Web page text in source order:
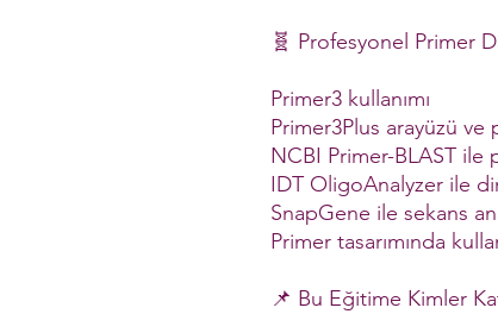
🧬 Profesyonel Primer
Primer3 kullanımı
Primer3Plus arayüzü ve
NCBI Primer-BLAST ile
IDT OligoAnalyzer ile
SnapGene ile sekans
Primer tasarımında
📌 Bu Eğitime Kimler